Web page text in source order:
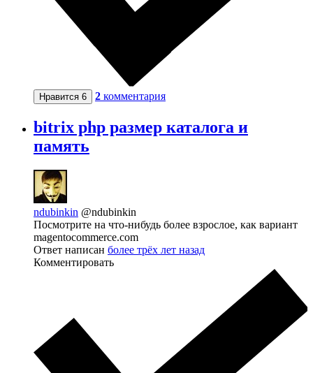
Нравится 6 2 комментария
bitrix php размер каталога и
память
ndubinkin @ndubinkin
Посмотрите на что-нибудь более взрослое, как вариант
magentocommerce.com
Ответ написан более трёх лет назад
Комментировать